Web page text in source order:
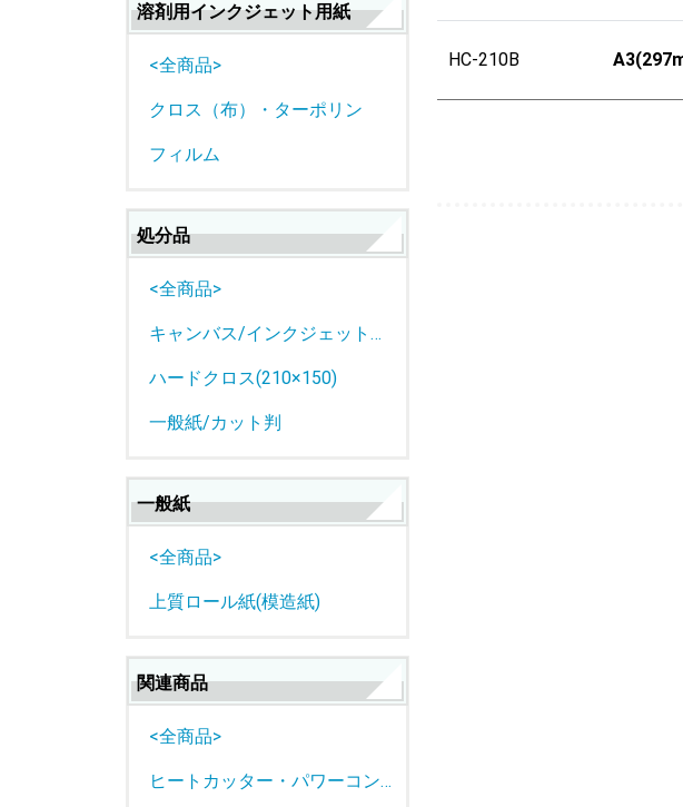
溶剤用インクジェット用紙
<全商品>
クロス（布）・ターポリン
フィルム
処分品
<全商品>
キャンバス/インクジェットロール紙
ハードクロス(210×150)
一般紙/カット判
一般紙
<全商品>
上質ロール紙(模造紙)
関連商品
<全商品>
ヒートカッター・パワーコントローラー
HC-210B